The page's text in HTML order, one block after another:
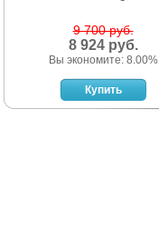
9 700 руб.
8 924 руб.
Вы экономите: 8.00%